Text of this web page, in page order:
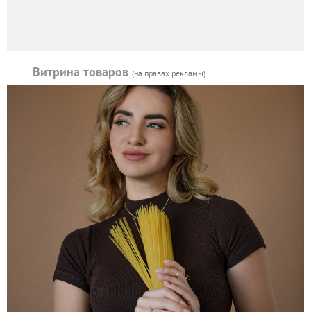
Витрина товаров (на правах рекламы)